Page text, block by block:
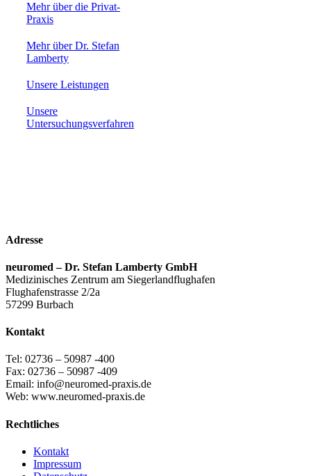
Mehr über die Privat-
Praxis
Mehr über Dr. Stefan
Lamberty
Unsere Leistungen
Unsere
Untersuchungsverfahren
Adresse
neuromed – Dr. Stefan Lamberty GmbH
Medizinisches Zentrum am Siegerlandflughafen
Flughafenstrasse 2/2a
57299 Burbach
Kontakt
Tel: 02736 – 50987 -400
Fax: 02736 – 50987 -409
Email: info@neuromed-praxis.de
Web: www.neuromed-praxis.de
Rechtliches
Kontakt
Impressum